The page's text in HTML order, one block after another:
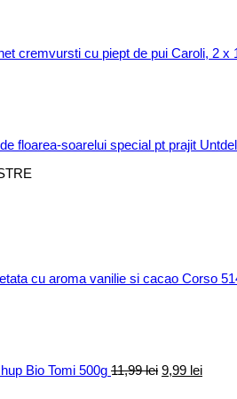
cremvursti cu piept de pui Caroli, 2 x
floarea-soarelui special pt prajit
cu aroma vanilie si cacao Corso
Bio Tomi 500g 11,99lei 9,99 lei